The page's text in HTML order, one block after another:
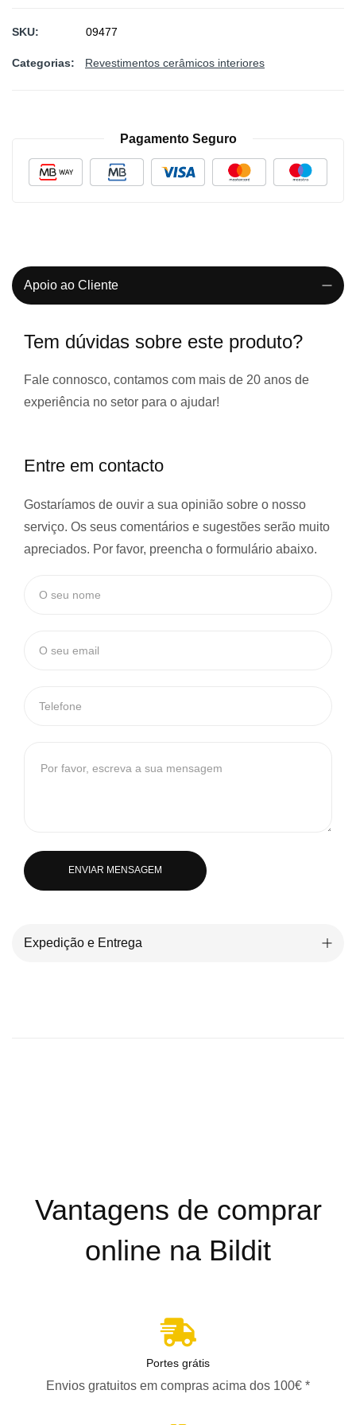
SKU 09477
Categorias: Revestimentos cerâmicos interiores
Pagamento Seguro
Apoio ao Cliente
Tem dúvidas sobre este produto?
Fale connosco, contamos com mais de 20 anos de
experiência no setor para o ajudar!
Entre em contacto
Gostaríamos de ouvir a sua opinião sobre o nosso
serviço. Os seus comentários e sugestões serão muito
apreciados. Por favor, preencha o formulário abaixo.
ENVIAR MENSAGEM
Expedição e Entrega
Vantagens de comprar
online na Bildit
Portes grátis
Envios gratuitos em compras acima dos 100€ *